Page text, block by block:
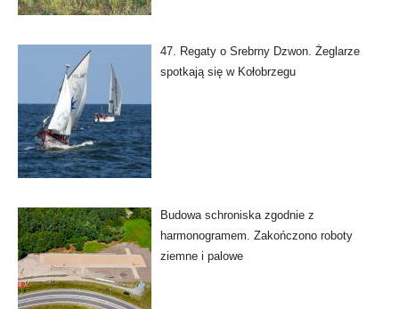
47. Regaty o Srebrny Dzwon. Żeglarze
spotkają się w Kołobrzegu
Budowa schroniska zgodnie z
harmonogramem. Zakończono roboty
ziemne i palowe